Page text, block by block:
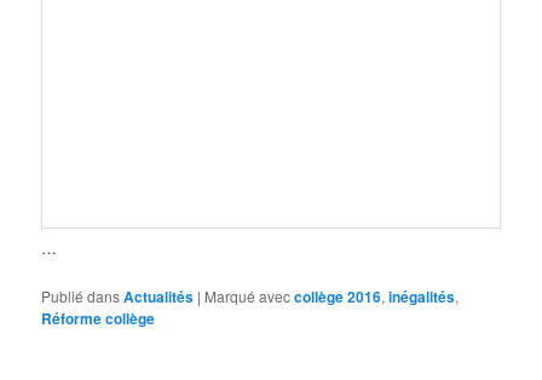
…
Publié dansActualités | Marqué aveccollège 2016,inégalités,
Réforme collège